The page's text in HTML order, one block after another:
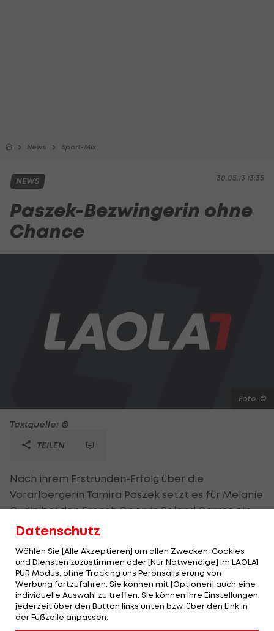
News Sport-Mix
30.05.13 13:35
NEWS
Paszek-Bezwingerin ohne
Chance
Foto: ©
Textquelle: ©
TEILEN
Nach ihrem Erstrunden-Erfolg über die
Vorarlbergerin Tamira Paszek setzt es für Melanie
Oudin bei den French Open in Roland Garros ein
jähes Ende. Die 21-jährige US-Amerikanerin geht
Chinesin Zheng Jie mit 3:6, 1:6 unter. In souveräner
Manier zieht Jelena Jankovic unter die letzten 32
Spielerinnen ein: Die an 18 gesetzte Serbin fegt
über die Spanierin Garbine Muguruza mit 6:3, 6:0
hinweg.
Datenschutz
Wählen Sie [Alle Akzeptieren] um allen Zwecken, Cookies
und Diensten zuzustimmen oder [Nur Notwendige] im LAOLA1
PUR Modus, ohne Tracking uns Peronsalisierung von
Werbung fortzufahren. Sie können mit [Optionen] auch eine
individuelle Auswahl zu treffen. Sie können Ihre Einstellungen
jederzeit über den Button links unten bzw. über den Link in
der Fußzeile anpassen.